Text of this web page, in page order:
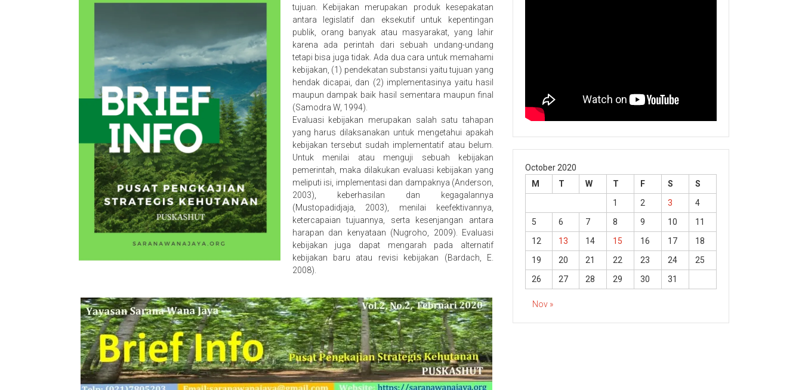
tujuan. Kebijakan merupakan produk kesepakatan
antara legislatif dan eksekutif untuk kepentingan
publik, orang banyak atau masyarakat, yang lahir
karena ada perintah dari sebuah undang-undang
tetapi bisa juga tidak. Ada dua cara untuk memahami
kebijakan, (1) pendekatan substansi yaitu tujuan yang
hendak dicapai, dan (2) implementasinya yaitu hasil
maupun dampak baik hasil sementara maupun final
(Samodra W, 1994).
Evaluasi kebijakan merupakan salah satu tahapan
yang harus dilaksanakan untuk mengetahui apakah
kebijakan tersebut sudah implementatif atau belum.
Untuk menilai atau menguji sebuah kebijakan
pemerintah, maka dilakukan evaluasi kebijakan yang
meliputi isi, implementasi dan dampaknya (Anderson,
2003), keberhasilan dan kegagalannya
(Mustopadidjaja, 2003), menilai keefektivannya,
ketercapaian tujuannya, serta kesenjangan antara
harapan dan kenyataan (Nugroho, 2009). Evaluasi
kebijakan juga dapat mengarah pada alternatif
kebijakan baru atau revisi kebijakan (Bardach, E.
2008).
October 2020
M
T W T F S
S
1
2 3
4
5
6 7 8 9 10
11
12
13 14 15 16 17
18
19
20 21 22 23 24
25
26
27 28 29 30 31
Nov »